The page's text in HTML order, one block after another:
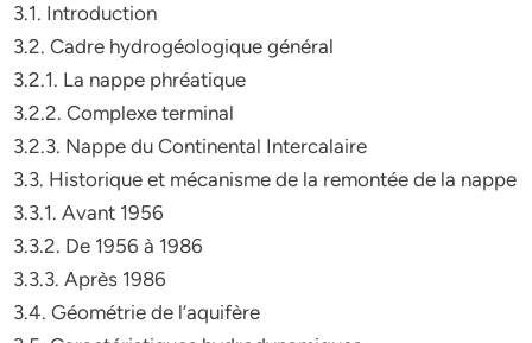
3.1. Introduction
3.2. Cadre hydrogéologique général
3.2.1. La nappe phréatique
3.2.2. Complexe terminal
3.2.3. Nappe du Continental Intercalaire
3.3. Historique et mécanisme de la remontée de la nappe
3.3.1. Avant 1956
3.3.2. De 1956 à 1986
3.3.3. Après 1986
3.4. Géométrie de l’aquifère